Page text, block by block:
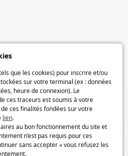
que les cookies) pour inscrire et/ou
sur votre terminal (ex : données
heure de connexion). Le
ces traceurs est soumis à votre
ces finalités fondées sur votre
lien.
au bon fonctionnement du site et
n’est pas requis pour ces
sans accepter » vous refusez les